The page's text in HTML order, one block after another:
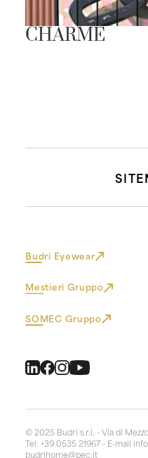
CHARME
Budri Eyewear
Mestieri Gruppo
SOMEC Gruppo
© 2025 Budri s.r.l. - Via di
Tel. +39 0535 21967 - E-mail
budrihome@pec.it